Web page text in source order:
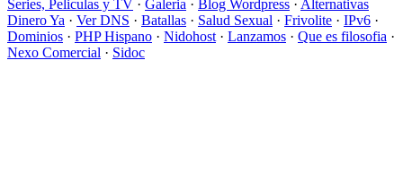
Series, Peliculas y TV · Galeria · Blog Wordpress · Alternativas
Dinero Ya · Ver DNS · Batallas · Salud Sexual · Frivolite · IPv6 ·
Dominios · PHP Hispano · Nidohost · Lanzamos · Que es filosofia ·
Nexo Comercial · Sidoc